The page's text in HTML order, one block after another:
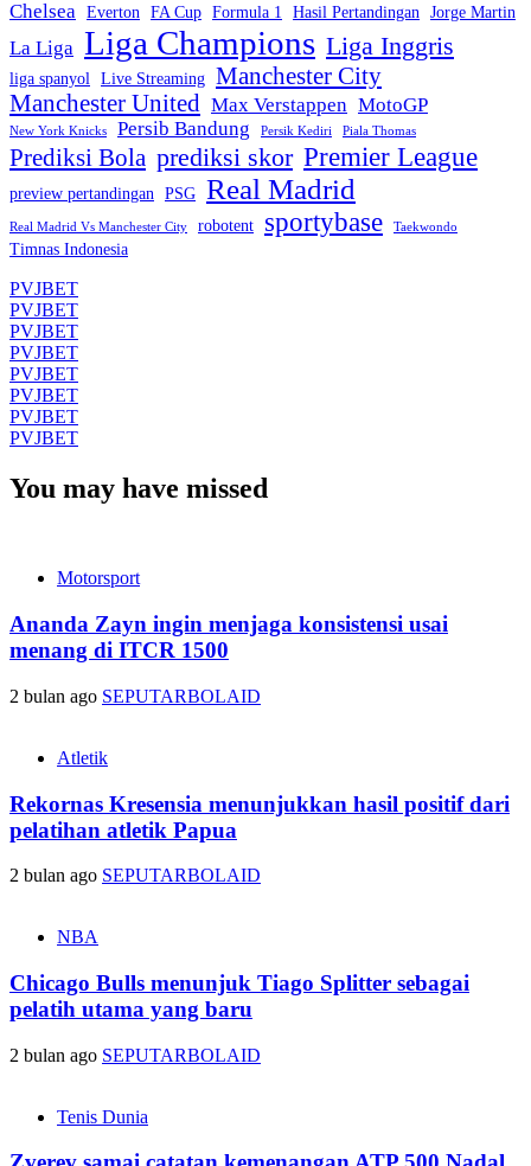
Chelsea Everton FA Cup Formula 1 Hasil Pertandingan Jorge Martin
La Liga Liga Champions Liga Inggris
liga spanyol Live Streaming Manchester City
Manchester United Max Verstappen MotoGP
New York Knicks Persib Bandung Persik Kediri Piala Thomas
Prediksi Bola prediksi skor Premier League
preview pertandingan PSG Real Madrid
Real Madrid Vs Manchester City robotent sportybase Taekwondo
Timnas Indonesia
PVJBET
PVJBET
PVJBET
PVJBET
PVJBET
PVJBET
PVJBET
PVJBET
You may have missed
Motorsport
Ananda Zayn ingin menjaga konsistensi usai
menang di ITCR 1500
2 bulan ago SEPUTARBOLAID
Atletik
Rekornas Kresensia menunjukkan hasil positif dari
pelatihan atletik Papua
2 bulan ago SEPUTARBOLAID
NBA
Chicago Bulls menunjuk Tiago Splitter sebagai
pelatih utama yang baru
2 bulan ago SEPUTARBOLAID
Tenis Dunia